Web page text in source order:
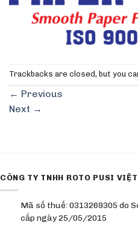
Trackbacks are closed, but you
← Previous
Next →
CÔNG TY TNHH ROTO PUSI
Mã số thuế: 0313269305 do
cấp ngày 25/05/2015